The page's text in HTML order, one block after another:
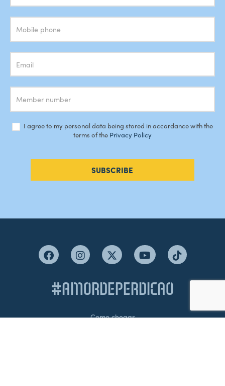
Newsletter
I agree to my personal data being stored in accordance with the
terms of the Privacy Policy
SUBSCRIBE
#AMORDEPERDICAO
Como chegar